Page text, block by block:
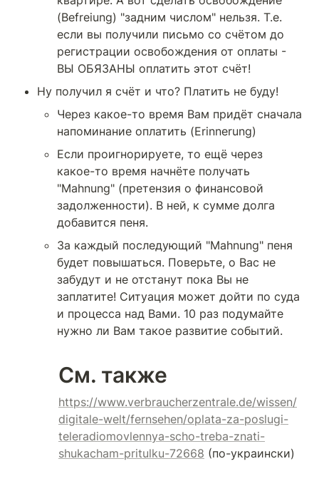
(Befreiung) "задним числом" нельзя. Т.е.
если вы получили письмо со счётом до
регистрации освобождения от оплаты -
ВЫ ОБЯЗАНЫ оплатить этот счёт!
Ну получил я счёт и что? Платить не буду!
Через какое-то время Вам придёт сначала
напоминание оплатить (Erinnerung)
Если проигнорируете, то ещё через
какое-то время начнёте получать
"Mahnung" (претензия о финансовой
задолженности). В ней, к сумме долга
добавится пеня.
За каждый последующий "Mahnung" пеня
будет повышаться. Поверьте, о Вас не
забудут и не отстанут пока Вы не
заплатите! Ситуация может дойти по суда
и процесса над Вами. 10 раз подумайте
нужно ли Вам такое развитие событий.
См. также
https://www.verbraucherzentrale.de/wissen/
digitale-welt/fernsehen/oplata-za-poslugi-
teleradiomovlennya-scho-treba-znati-
shukacham-pritulku-72668 (по-украински)